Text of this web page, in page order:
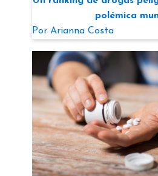
polémica
Por Arianna Costa